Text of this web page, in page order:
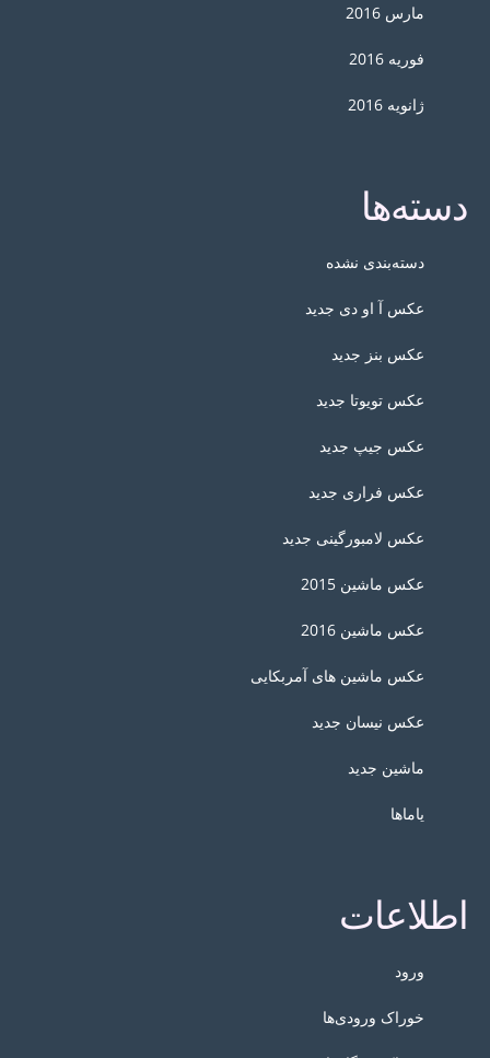
مارس 2016
فوریه 2016
ژانویه 2016
دسته‌ها
دسته‌بندی نشده
عکس آ او دی جدید
عکس بنز جدید
عکس تویوتا جدید
عکس جیپ جدید
عکس فراری جدید
عکس لامبورگینی جدید
عکس ماشین 2015
عکس ماشین 2016
عکس ماشین های آمربکایی
عکس نیسان جدید
ماشین جدید
یاماها
اطلاعات
ورود
خوراک ورودی‌ها